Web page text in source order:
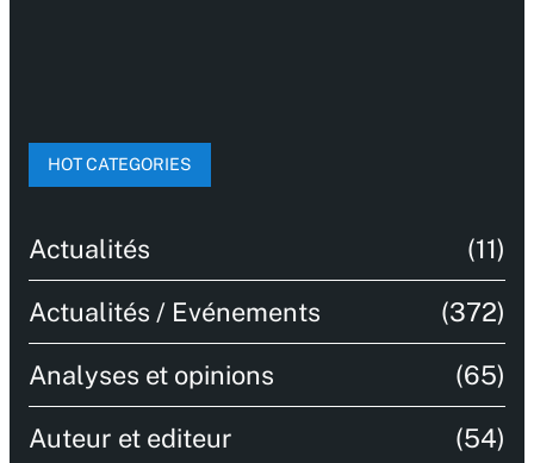
HOT CATEGORIES
Actualités (11)
Actualités / Evénements (372)
Analyses et opinions (65)
Auteur et editeur (54)